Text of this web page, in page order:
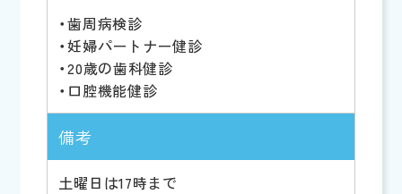
・歯周病検診
・妊婦パートナー健診
・20歳の歯科健診
・口腔機能健診
備考
土曜日は17時まで